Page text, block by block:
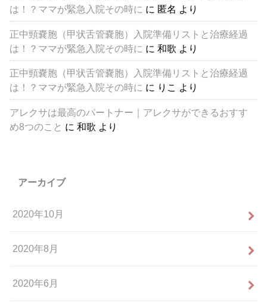
は！？ママが緊急入院その時に に 匿名 より
正中頸嚢胞（甲状舌管嚢胞）入院準備リストと治療経過
は！？ママが緊急入院その時に に和歌 より
正中頸嚢胞（甲状舌管嚢胞）入院準備リストと治療経過
は！？ママが緊急入院その時に に りこ より
アレクサは最高のパートナー｜アレクサができるおすす
め8つのこと に和歌 より
アーカイブ
2020年10月
2020年8月
2020年6月